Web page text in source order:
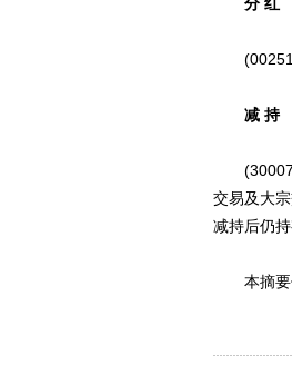
(002513)
减 持
(300073)
交易及大
减持后仍
本摘要